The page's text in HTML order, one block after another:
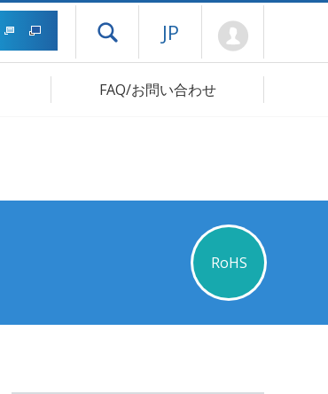
ドロワーメニューを開く
JP
FAQ/お問い合わせ
RoHS